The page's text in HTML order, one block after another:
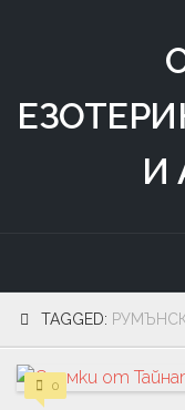
И
TAGGED:
0